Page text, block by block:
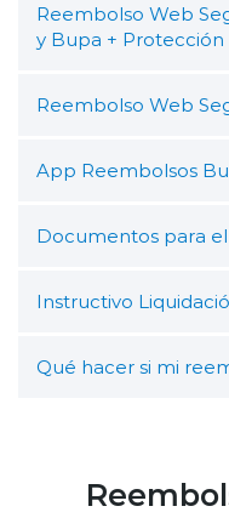
Reembolso Web
y Bupa + Protección
Reembolso Web
App Reembolsos
Documentos para
Instructivo
Qué hacer si mi